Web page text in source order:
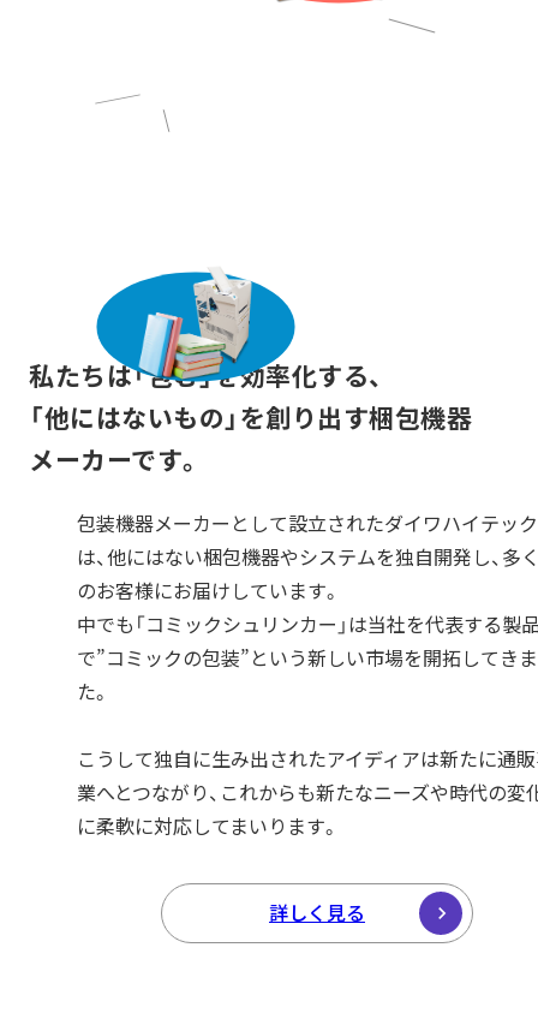
私たちは「包む」を効率化する、
「他にはないもの」を創り出す梱包機器
メーカーです。
包装機器メーカーとして設立されたダイワハイテッ
は、他にはない梱包機器やシステムを独自開発し、多
のお客様にお届けしています。
中でも「コミックシュリンカー」は当社を代表する製
で”コミックの包装”という新しい市場を開拓してき
た。
こうして独自に生み出されたアイディアは新たに通
業へとつながり、これからも新たなニーズや時代の変
に柔軟に対応してまいります。
詳しく見る